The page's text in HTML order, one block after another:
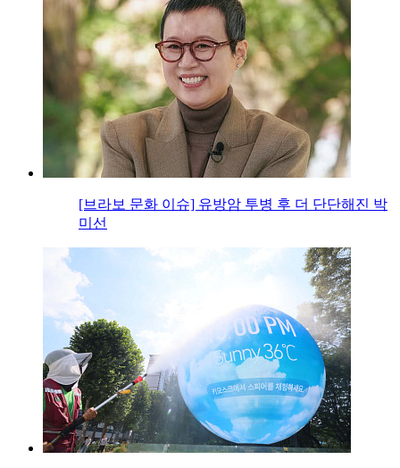
[브라보 문화 이슈] 유방암 투병 후 더 단단해진 박
미선